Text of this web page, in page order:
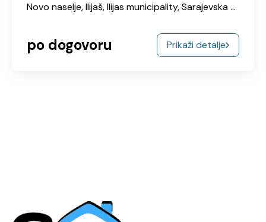
Novo naselje, Ilijaš, Ilijas municipality, Sarajevska županija, Federacija Bosne i Hercegovine, 71387, Bosna i Hercegovina
po dogovoru Prikaži detalje